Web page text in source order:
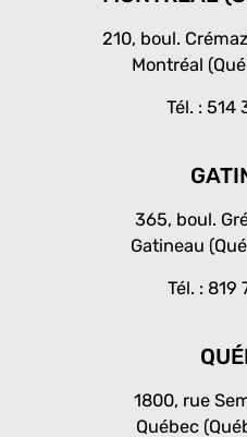
o
k
-
d
i
n
-
n
210, boul.
Montréal
Tél. : 514
365, boul.
Gatineau
Tél. : 819
1800, rue
Québec